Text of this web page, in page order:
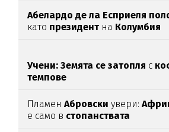
Абелардо де ла Есприеля
като президент на Колумбия
Учени: Земята се затопля с
темпове
ПламенАбровски увери:
е само в стопанствата